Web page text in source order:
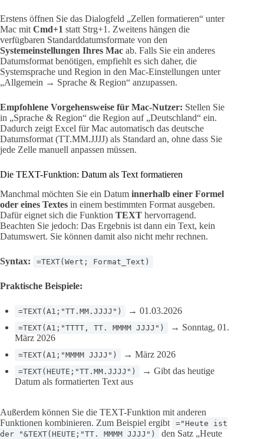
Erstens öffnen Sie das Dialogfeld „Zellen formatieren“ unter
Mac mit Cmd+1 statt Strg+1. Zweitens hängen die
verfügbaren Standarddatumsformate von den
Systemeinstellungen Ihres Mac ab. Falls Sie ein anderes
Datumsformat benötigen, empfiehlt es sich daher, die
Systemsprache und Region in den Mac-Einstellungen unter
„Allgemein → Sprache & Region“ anzupassen.
Empfohlene Vorgehensweise für Mac-Nutzer: Stellen Sie
in „Sprache & Region“ die Region auf „Deutschland“ ein.
Dadurch zeigt Excel für Mac automatisch das deutsche
Datumsformat (TT.MM.JJJJ) als Standard an, ohne dass Sie
jede Zelle manuell anpassen müssen.
Die TEXT-Funktion: Datum als Text formatieren
Manchmal möchten Sie ein Datum innerhalb einer Formel
oder eines Textes in einem bestimmten Format ausgeben.
Dafür eignet sich die Funktion TEXT hervorragend.
Beachten Sie jedoch: Das Ergebnis ist dann ein Text, kein
Datumswert. Sie können damit also nicht mehr rechnen.
Syntax: =TEXT(Wert; Format_Text)
Praktische Beispiele:
=TEXT(A1;"TT.MM.JJJJ") → 01.03.2026
=TEXT(A1;"TTTT, TT. MMMM JJJJ")
→ Sonntag, 01.
März 2026
=TEXT(A1;"MMMM JJJJ") → März 2026
=TEXT(HEUTE;"TT.MM.JJJJ")
→ Gibt das heutige
Datum als formatierten Text aus
Außerdem können Sie die TEXT-Funktion mit anderen
Funktionen kombinieren. Zum Beispiel ergibt
="Heute ist
der "&TEXT(HEUTE;"TT. MMMM JJJJ")
den Satz „Heute